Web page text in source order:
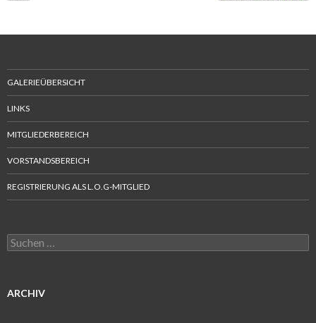
GALERIEÜBERSICHT
LINKS
MITGLIEDERBEREICH
VORSTANDSBEREICH
REGISTRIERUNG ALS L.O.G-MITGLIED
Suchen
nach:
ARCHIV